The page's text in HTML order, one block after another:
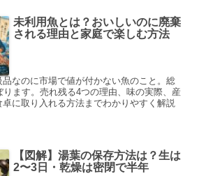
未利用魚とは？おいしいのに廃棄
される理由と家庭で楽しむ方法
なのに市場で値が付かない魚のこと。総
ます。売れ残る4つの理由、味の実際、産
に取り入れる方法までわかりやすく解説
【図解】湯葉の保存方法は？生は
2〜3日・乾燥は密閉で半年